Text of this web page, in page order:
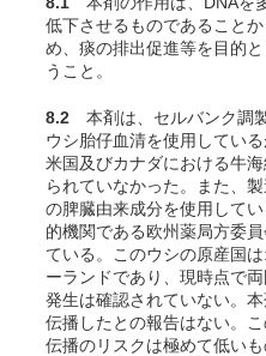
低下させるものであること
め、痰の排出促進等を目的
うこと。
8.2 本剤は、セルバンク調
ウシ胎仔血清を使用してい
米国及びカナダにおける牛
られていなかった。また、
の脾臓由来成分を使用して
的機関である欧州薬局方委
ている。このウシの原産国
ーランドであり、現時点で
発生は確認されていない。
伝播したとの報告はない。
伝播のリスクは極めて低い